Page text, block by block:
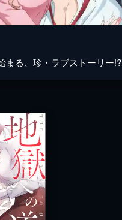
まる、珍・ラブストーリー!?